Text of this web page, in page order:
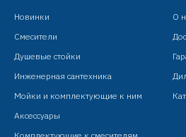
Новинки
Смесители
Душевые стойки
Инженерная сантехника
Мойки и комплектующие к ним
Аксессуары
О